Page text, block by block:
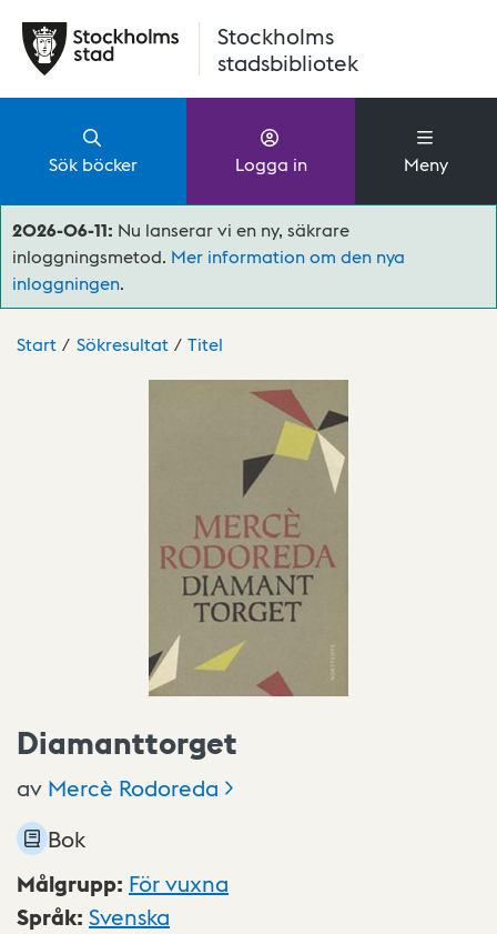
Stockholms
stadsbibliotek
Sök böcker Logga in Meny
2026-06-11: Nu lanserar vi en ny, säkrare
inloggningsmetod. Mer information om den nya
inloggningen.
Start Sökresultat Titel
Diamanttorget
av Mercè Rodoreda
Bok
Målgrupp: För vuxna
Språk: Svenska